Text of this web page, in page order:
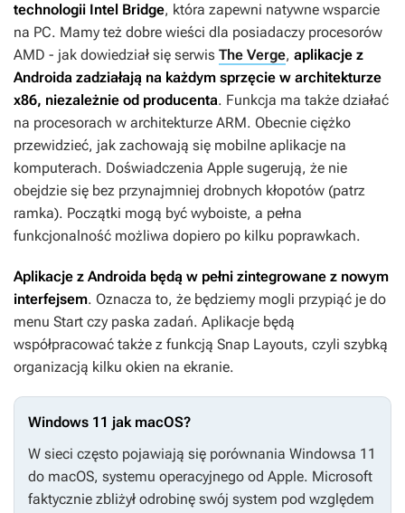
technologii Intel Bridge, która zapewni natywne wsparcie
na PC. Mamy też dobre wieści dla posiadaczy procesorów
AMD - jak dowiedział się serwis The Verge, aplikacje z
Androida zadziałają na każdym sprzęcie w architekturze
x86, niezależnie od producenta. Funkcja ma także działać
na procesorach w architekturze ARM. Obecnie ciężko
przewidzieć, jak zachowają się mobilne aplikacje na
komputerach. Doświadczenia Apple sugerują, że nie
obejdzie się bez przynajmniej drobnych kłopotów (patrz
ramka). Początki mogą być wyboiste, a pełna
funkcjonalność możliwa dopiero po kilku poprawkach.
Aplikacje z Androida będą w pełni zintegrowane z nowym
interfejsem. Oznacza to, że będziemy mogli przypiąć je do
menu Start czy paska zadań. Aplikacje będą
współpracować także z funkcją Snap Layouts, czyli szybką
organizacją kilku okien na ekranie.
Windows 11 jak macOS?
W sieci często pojawiają się porównania Windowsa 11
do macOS, systemu operacyjnego od Apple. Microsoft
faktycznie zbliżył odrobinę swój system pod względem